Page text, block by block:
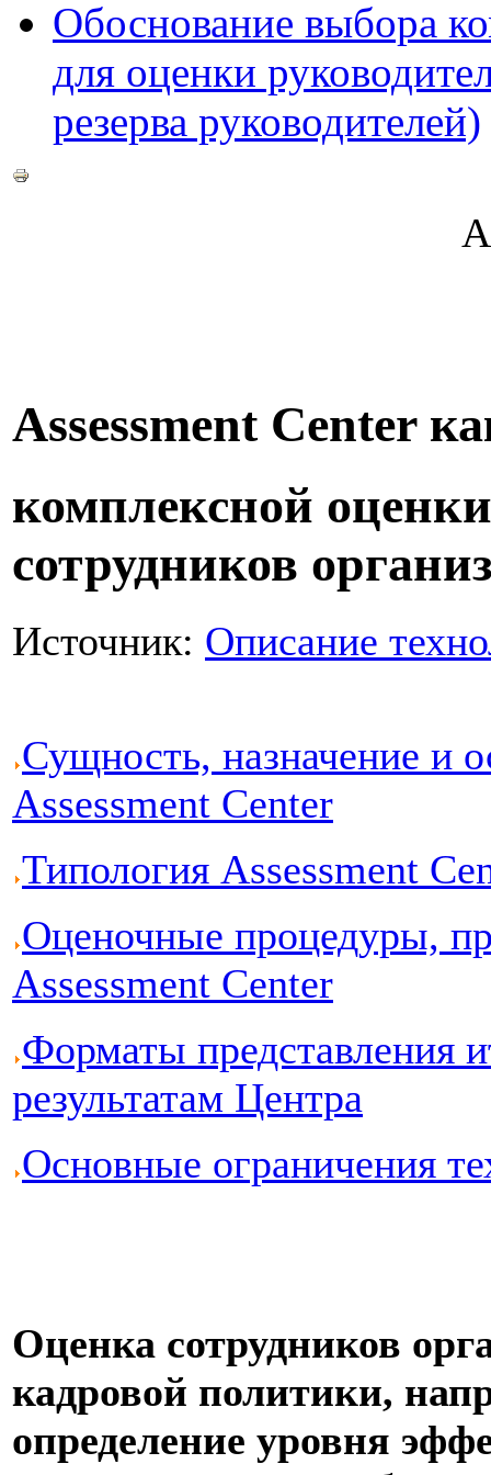
Обоснование выбора
для оценки
резерва руководителей)
Assessment Center
комплексной
сотрудников
Источник: Описание
Сущность, назначение и
Assessment Center
Типология Assessment
Оценочные процедуры,
Assessment Center
Форматы представления
результатам Центра
Основные ограничения
Оценка сотрудников
кадровой политики,
определение уровня